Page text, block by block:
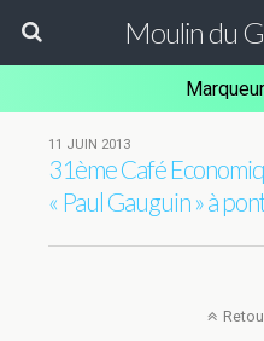
Moulin du
11 JUIN 2013
31ème Café
« Paul Gauguin » à